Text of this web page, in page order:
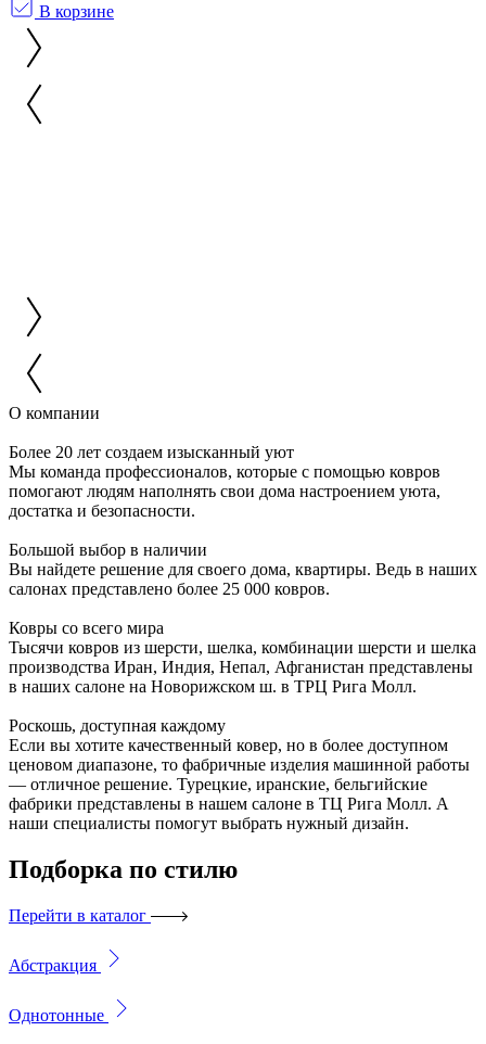
В корзине
О компании
Более 20 лет создаем изысканный уют
Мы команда профессионалов, которые с помощью ковров
помогают людям наполнять свои дома настроением уюта,
достатка и безопасности.
Большой выбор в наличии
Вы найдете решение для своего дома, квартиры. Ведь в наших
салонах представлено более 25 000 ковров.
Ковры со всего мира
Тысячи ковров из шерсти, шелка, комбинации шерсти и шелка
производства Иран, Индия, Непал, Афганистан представлены
в наших салоне на Новорижском ш. в ТРЦ Рига Молл.
Роскошь, доступная каждому
Если вы хотите качественный ковер, но в более доступном
ценовом диапазоне, то фабричные изделия машинной работы
— отличное решение. Турецкие, иранские, бельгийские
фабрики представлены в нашем салоне в ТЦ Рига Молл. А
наши специалисты помогут выбрать нужный дизайн.
Подборка по стилю
Перейти в каталог
Абстракция
Однотонные